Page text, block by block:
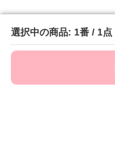
選択中の商品: 1番 / 1点
選択中の商品: 1番 / 1点